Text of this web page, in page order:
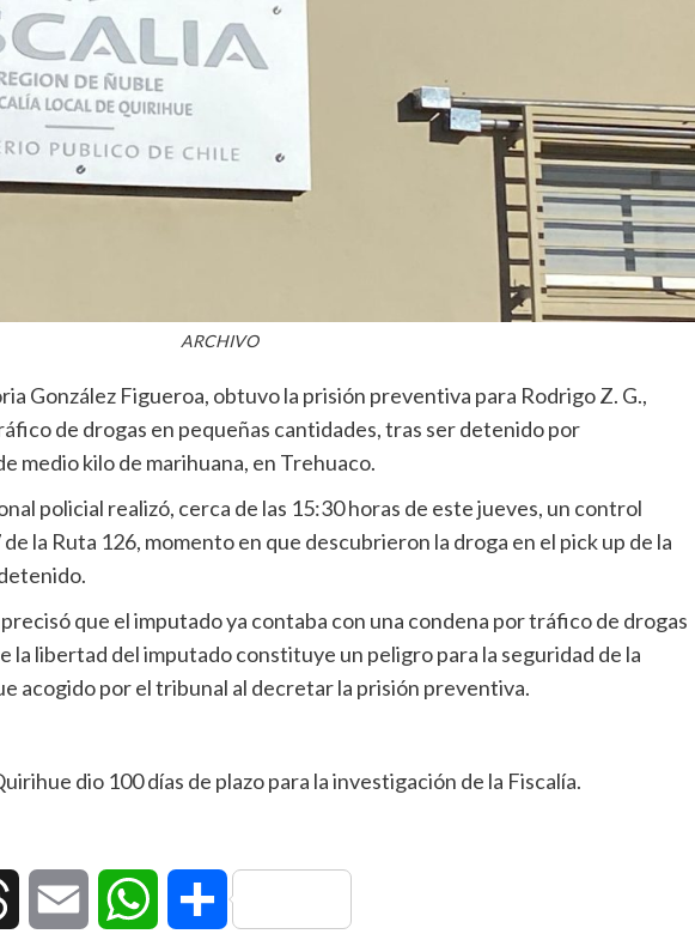
ARCHIVO
González Figueroa, obtuvo la prisión preventiva para Rodrigo Z. G.,
de drogas en pequeñas cantidades, tras ser detenido por
medio kilo de marihuana, en Trehuaco.
policial realizó, cerca de las 15:30 horas de este jueves, un control
la Ruta 126, momento en que descubrieron la droga en el pick up de la
que el imputado ya contaba con una condena por tráfico de drogas
la libertad del imputado constituye un peligro para la seguridad de la
acogido por el tribunal al decretar la prisión preventiva.
dio 100 días de plazo para la investigación de la Fiscalía.
Threads Email WhatsAppCompartir